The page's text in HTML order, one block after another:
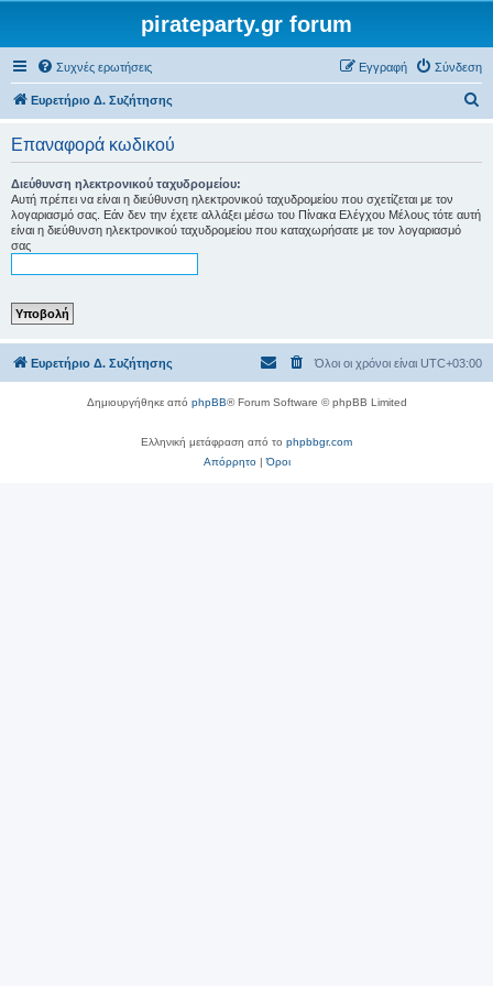
pirateparty.gr forum
Συχνές ερωτήσεις Σύνδεση
Εγγραφή
Ευρετήριο Δ. Συζήτησης
Επαναφορά κωδικού
Διεύθυνση ηλεκτρονικού ταχυδρομείου:
Αυτή πρέπει να είναι η διεύθυνση ηλεκτρονικού ταχυδρομείου που σχετίζεται με τον
λογαριασμό σας. Εάν δεν την έχετε αλλάξει μέσω του Πίνακα Ελέγχου Μέλους τότε αυτή
είναι η διεύθυνση ηλεκτρονικού ταχυδρομείου που καταχωρήσατε με τον λογαριασμό
σας
Ευρετήριο Δ. Συζήτησης Όλοι οι χρόνοι είναι UTC+03:00
Δημιουργήθηκε από phpBB® Forum Software © phpBB Limited
Ελληνική μετάφραση από το phpbbgr.com
Απόρρητο|Όροι